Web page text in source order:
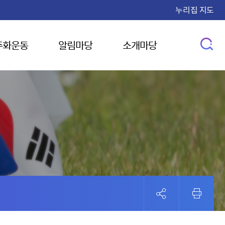
누리집 지도
운동 알림마당 소개마당